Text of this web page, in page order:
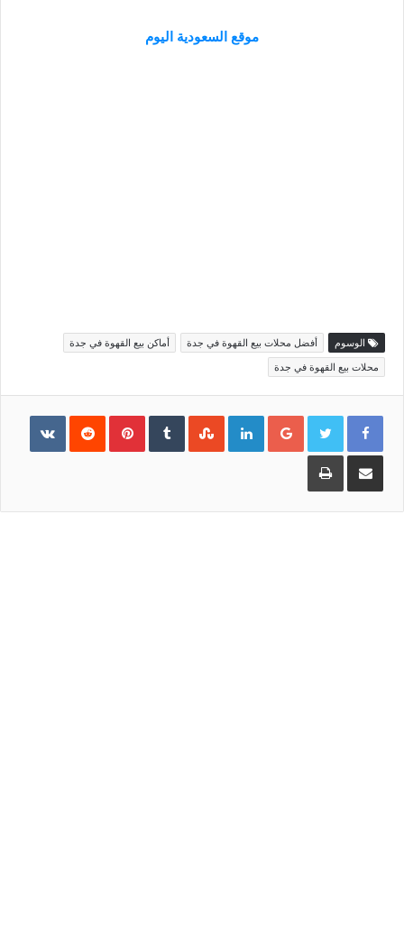
موقع السعودية اليوم
الوسوم أفضل محلات بيع القهوة في جدة
أماكن بيع القهوة في جدة
محلات بيع القهوة في جدة
Google+
LinkedIn
Pinterest
مشاركة
البريد
طباعة